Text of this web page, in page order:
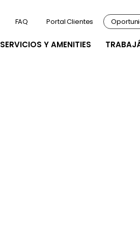
SERVICIOS Y AMENITIES
FAQ Portal Clientes